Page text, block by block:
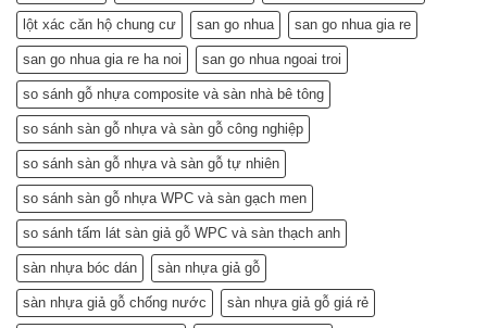
Tâm
Sống
Khỏe
Chọn
và
Lắp
Đặt
(Gợi
ý
từ
chuyên
gia)
lột xác căn hộ chung cư san go nhua san go nhua gia re
san go nhua gia re ha noi san go nhua ngoai troi
so sánh gỗ nhựa composite và sàn nhà bê tông
so sánh sàn gỗ nhựa và sàn gỗ công nghiệp
so sánh sàn gỗ nhựa và sàn gỗ tự nhiên
so sánh sàn gỗ nhựa WPC và sàn gạch men
so sánh tấm lát sàn giả gỗ WPC và sàn thạch anh
sàn nhựa bóc dán sàn nhựa giả gỗ
sàn nhựa giả gỗ chống nước sàn nhựa giả gỗ giá rẻ